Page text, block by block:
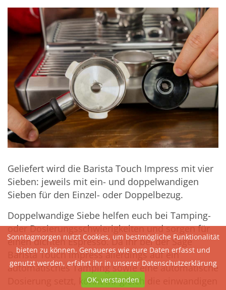
Geliefert wird die Barista Touch Impress mit vier
Sieben: jeweils mit ein- und doppelwandigen
Sieben für den Einzel- oder Doppelbezug.
Doppelwandige Siebe helfen euch bei Tamping-
oder Dosierungsschwierigkeiten und sorgen für
einen dichten Espresso. Da ihr bei der Sage
Barista Touch Impress allerdings auf ein
automatisches Tamping sowie eine automatische
Dosierung setzt, könnt ihr gleich die einwandigen
Sonntagmorgen nutzt Cookies, um bestmögliche Funktionalität
bieten zu können. Genaueres wie eure Daten erfasst und
genutzt werden, erfahrt ihr in unserer Datenschutzerklärung
OK, verstanden